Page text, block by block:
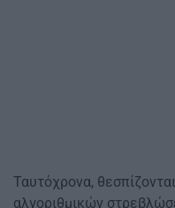
Ταυτόχρονα,
αλγοριθμικών